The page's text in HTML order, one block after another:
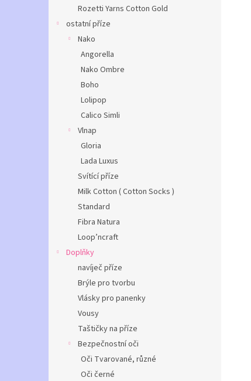
Rozetti Yarns Cotton Gold
ostatní příze
Nako
Angorella
Nako Ombre
Boho
Lolipop
Calico Simli
Vlnap
Gloria
Lada Luxus
Svítící příze
Milk Cotton ( Cotton Socks )
Standard
Fibra Natura
Loop’ncraft
Doplňky
navíječ příze
Brýle pro tvorbu
Vlásky pro panenky
Vousy
Taštičky na příze
Bezpečnostní oči
Oči Tvarované, různé
Oči černé